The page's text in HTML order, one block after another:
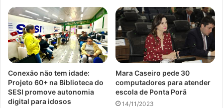
Conexão não tem idade:
Projeto 60+ na Biblioteca do
SESI promove autonomia
digital para idosos
Mara Caseiro pede 30
computadores para atender
escola de Ponta Porã
14/11/2023